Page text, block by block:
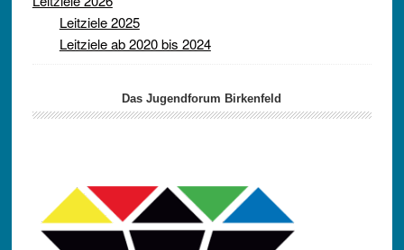
Leitziele 2025
Leitziele ab 2020 bis 2024
Das Jugendforum Birkenfeld